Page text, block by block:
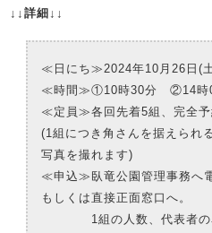
↓↓詳細↓↓
≪日にち≫2024年10月26日(
≪時間≫①10時30分 ②14時
≪定員≫各回先着5組、完全
(1組につき角さんを据えられ
写真を撮れます)
≪申込≫臥竜公園管理事務へ
もしくは直接正面窓口へ。
1組の人数、代表者の名前